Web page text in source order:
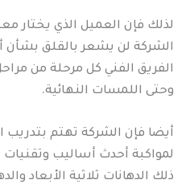
لذلك فإن العميل الذي يختار
الشركة لن يشعر بالقلق بشأن
الفريق الفني كل مرحلة من
وحتى اللمسات النهائية.
أيضا فإن الشركة تهتم بتدريب
لمواكبة أحدث أساليب وتقنيات
ذلك الدهانات ثلاثية الأبعاد